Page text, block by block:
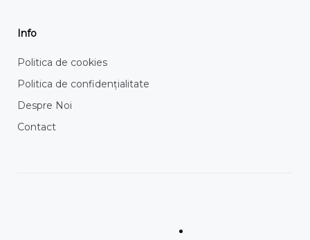
Info
Politica de cookies
Politica de confidențialitate
Despre Noi
Contact